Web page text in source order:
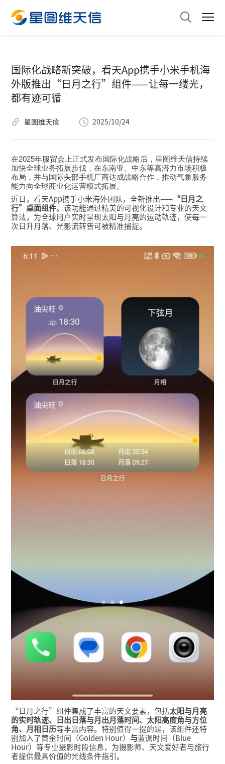
国际化战略新突破，看天App携手小米手机海
外版推出“日月之行”组件——让每一缕光，
都有迹可循
星图维天信 2025/10/24
在2025年服贸会上正式发布国际化战略后，星图维天信持续
加快全球业务拓展步伐，在东南亚、中东等高潜力市场积极
布局，并与国际头部手机厂商达成战略合作，推动气象服务
能力向全球商业化运营模式拓展。
近日，看天App携手小米海外团队，全新推出—— “日月之
行”桌面组件。该功能通过精美的可视化设计和专业的天文
算法，为全球用户实时呈现太阳与月亮的运动轨迹，使每一
次日升月落、光影流转皆可被精准捕捉。
“日月之行”组件集成了丰富的天文要素，包括太阳与月亮
的实时轨迹、日出日落与月出月落时间、太阳高度角与方位
角、月相日历等丰富内容。特别值得一提的是，该组件还特
别加入了黄金时间（Golden Hour） 与 蓝调时间（Blue
Hour）等专业摄影时段信息，为摄影师、天文爱好者与旅行
者提供最具价值的光线条件指引。